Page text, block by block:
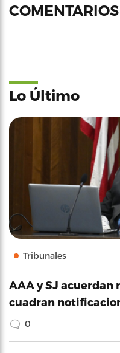
COMENTARIOS
Lo Último
Tribunales
AAA y SJ acuerdan
cuadran
0